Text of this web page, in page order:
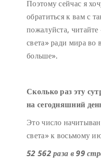
Поэтому сейчас я
обратиться к вам с
пожалуйста,
света» ради мира
больше».
Сколько раз эту
на сегодняшний
Это число
света» к восьмому
52 562 раза в 99